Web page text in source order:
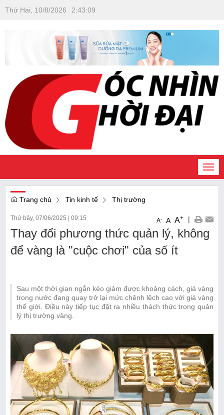
Thứ Hai, 10/8/2026 2:43:09
Trang chủ Tin kinh tế Thị trường
Thứ bảy, 07/06/2025 09:15 A- A A+ |
Thay đổi phương thức quản lý, không
để vàng là "cuộc chơi" của số ít
Sau một thời gian ngắn kéo giảm được khoảng cách, giá vàng
trong nước đang quay trở lại mức chênh lệch cao với giá vàng
thế giới. Điều này tiếp tục đặt ra nhiều thách thức trong quản
lý thị trường vàng.